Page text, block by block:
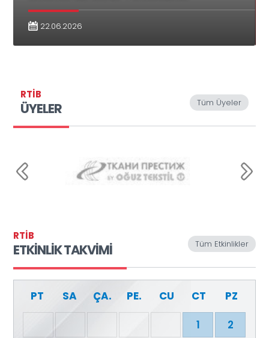
22.06.2026
Tüm Üyeler
RTİB
ÜYELER
Tüm Etkinlikler
RTİB
ETKİNLİK TAKVİMİ
PT SA ÇA. PE. CU CT PZ
1 2